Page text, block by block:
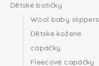
Dětské botičky
Wool baby slippers
Dětské kožené
capáčky
Fleecové capáčky